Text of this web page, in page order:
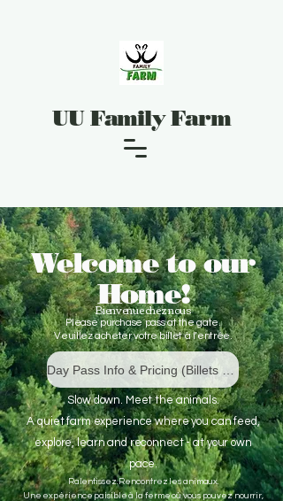
UU Family Farm
Bienvenue chez nous
Please purchase pass at the gate.
Veuillez acheter votre billet à l’entrée.
Welcome to our
Home!
Slow down. Meet the animals.
A quiet farm experience where you can feed,
explore, learn and reconnect - at your own
pace.
Ralentissez. Rencontrez les animaux.
Une expérience paisible à la ferme où vous pouvez nourrir,